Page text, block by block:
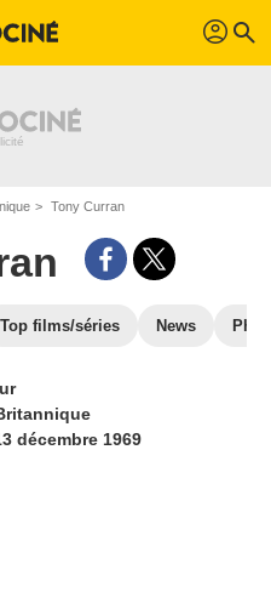
profil search
Tony Curran
Top films/séries News
décembre 1969